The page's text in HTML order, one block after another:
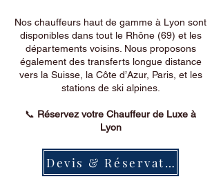
Nos chauffeurs haut de gamme à Lyon sont
disponibles dans tout le Rhône (69) et les
départements voisins. Nous proposons
également des transferts longue distance
vers la Suisse, la Côte d’Azur, Paris, et les
stations de ski alpines.
📞 Réservez votre Chauffeur de Luxe à
Lyon
Devis & Réservation